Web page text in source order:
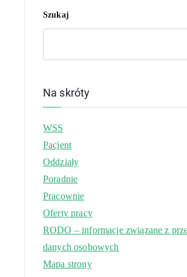
Szukaj
Na skróty
WSS
Pacjent
Oddziały
Poradnie
Pracownie
Oferty pracy
RODO – informacje związane z
danych osobowych
Mapa strony